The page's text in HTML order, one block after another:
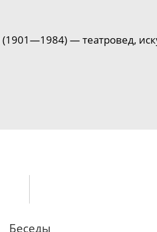
— театровед,
Беседы